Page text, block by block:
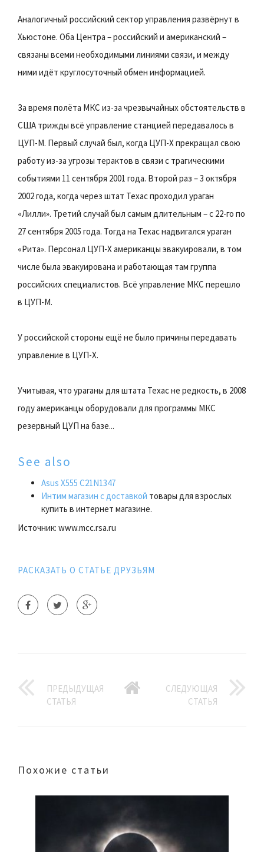
Аналогичный российский сектор управления развёрнут в
Хьюстоне. Оба Центра – российский и американский –
связаны всеми необходимыми линиями связи, и между
ними идёт круглосуточный обмен информацией.
За время полёта МКС из-за чрезвычайных обстоятельств в
США трижды всё управление станцией передавалось в
ЦУП-М. Первый случай был, когда ЦУП-Х прекращал свою
работу из-за угрозы терактов в связи с трагическими
событиями 11 сентября 2001 года. Второй раз – 3 октября
2002 года, когда через штат Техас проходил ураган
«Лилли». Третий случай был самым длительным – с 22-го по
27 сентября 2005 года. Тогда на Техас надвигался ураган
«Рита». Персонал ЦУП-Х американцы эвакуировали, в том
числе была эвакуирована и работающая там группа
российских специалистов. Всё управление МКС перешло
в ЦУП-М.
У российской стороны ещё не было причины передавать
управление в ЦУП-Х.
Учитывая, что ураганы для штата Техас не редкость, в 2008
году американцы оборудовали для программы МКС
резервный ЦУП на базе...
See also
Asus X555 C21N1347
Интим магазин с доставкой товары для взрослых
купить в интернет магазине.
Источник: www.mcc.rsa.ru
РАСКАЗАТЬ О СТАТЬЕ ДРУЗЬЯМ
ПРЕДЫДУЩАЯ
СТАТЬЯ
СЛЕДУЮЩАЯ
СТАТЬЯ
Похожие статьи